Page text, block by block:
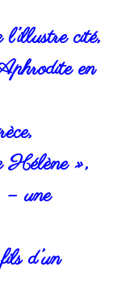
cité,
en
Hélène »,
– une
d’un